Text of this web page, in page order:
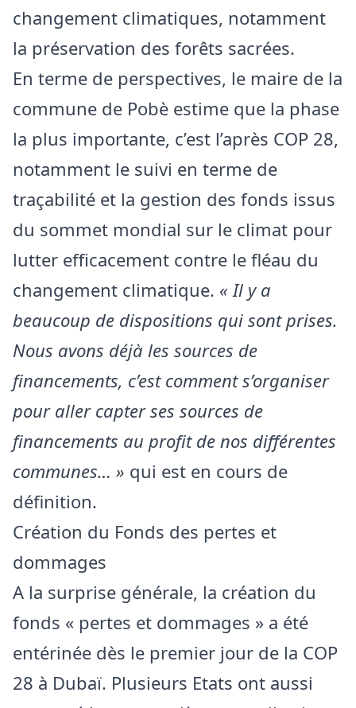
changement climatiques, notamment
la préservation des forêts sacrées.
En terme de perspectives, le maire de la
commune de Pobè estime que la phase
la plus importante, c’est l’après COP 28,
notamment le suivi en terme de
traçabilité et la gestion des fonds issus
du sommet mondial sur le climat pour
lutter efficacement contre le fléau du
changement climatique. « Il y a
beaucoup de dispositions qui sont prises.
Nous avons déjà les sources de
financements, c’est comment s’organiser
pour aller capter ses sources de
financements au profit de nos différentes
communes… » qui est en cours de
définition.
Création du Fonds des pertes et
dommages
A la surprise générale, la création du
fonds « pertes et dommages » a été
entérinée dès le premier jour de la COP
28 à Dubaï. Plusieurs Etats ont aussi